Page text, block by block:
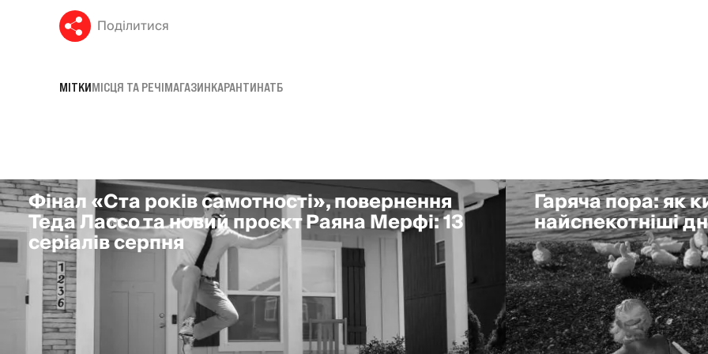
Поділитися
МІТКИМІСЦЯ ТА РЕЧІМАГАЗИНКАРАНТИНАТБ
Фінал «Ста років самотності», повернення
Теда Лассо та новий проєкт Раяна Мерфі: 13
серіалів серпня
Гаряча пора: як
найспекотніші